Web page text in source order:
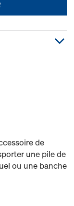
de
une pile de
ou une banche